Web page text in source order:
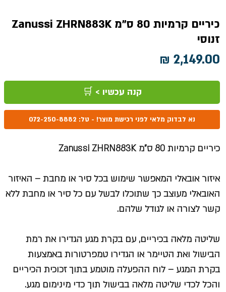
כיריים קרמיות 80 ס"מ Zanussi ZHRN883K
זנוסי
קנה עכשיו > 🛒
נא לבדוק מלאי לפני רכישת מוצר! - טל: 072-250-8882
כיריים קרמיות 80 ס"מ Zanussi ZHRN883K
איזור אובאלי המאפשר שימוש בכל סיר או מחבת – האיזור
האובאלי מעוצב כך שתוכלו לבשל עם כל סיר או מחבת ללא
קשר לצורה או לגודל שלהם.
שליטה מלאה בכיריים, עם בקרת מגע הגדירו את רמת
הבישול ואת הטיימר או הגדירו טמפרטורות באמצעות
בקרת המגע – לוח ההפעלה מוטמע בתוך זכוכית הכיריים
והכל לכדי שליטה מלאה בבישול תוך כדי מינימום מגע.